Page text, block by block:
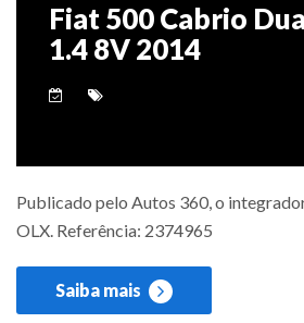
Fiat 500 Cabrio
1.4 8V 2014
Publicado pelo Autos 360, o
OLX. Referência: 2374965
Saiba mais